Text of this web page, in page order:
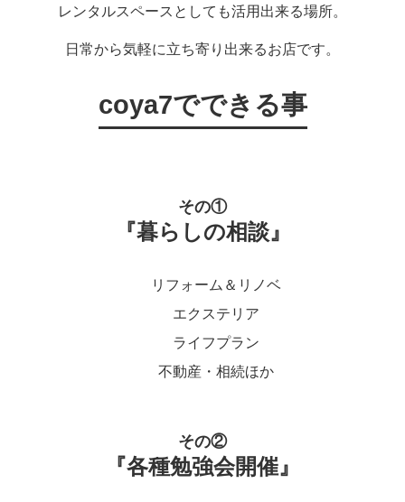
レンタルスペースとしても活用出来る場所。
日常から気軽に立ち寄り出来るお店です。
coya7でできる事
その①
『暮らしの相談』
リフォーム＆リノベ
エクステリア
ライフプラン
不動産・相続ほか
その②
『各種勉強会開催』